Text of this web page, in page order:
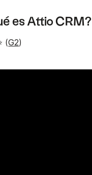
es Attio CRM?
(G2)